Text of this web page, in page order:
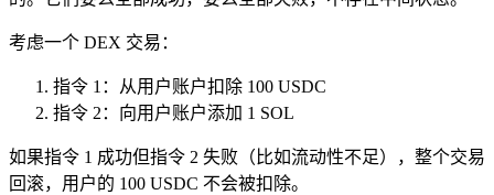
考虑一个 DEX 交易：
指令 1：从用户账户扣除 100 USDC
指令 2：向用户账户添加 1 SOL
如果指令 1 成功但指令 2 失败（比如流动性不足），整个交易
回滚，用户的 100 USDC 不会被扣除。